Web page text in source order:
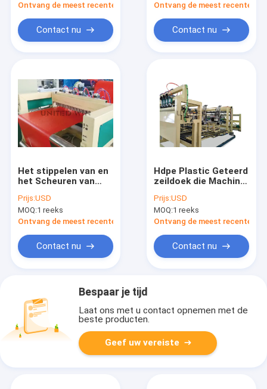
Ontvang de meest recente Prijs
Contact nu
10KW
Ontvang de meest recente
Contact nu
Het stippelen van en
het Scheuren van
zeildoek
Productiemachine
4KW
Prijs:USD
MOQ:1 reeks
Ontvang de meest recente Prijs
Contact nu
Hdpe Plastic Geteerd
zeildoek die Machine
Netto 7.5KW
Automatisch
Prijs:USD
MOQ:1 reeks
Ontvang de meest recente
Contact nu
Bespaar je tijd
Laat ons met u contact opnemen met de
beste producten.
Geef uw vereiste